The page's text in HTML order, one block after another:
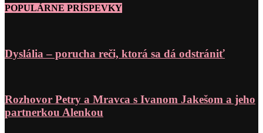
POPULÁRNE PRÍSPEVKY
Dyslália – porucha reči, ktorá sa dá odstrániť
Rozhovor Petry a Mravca s Ivanom Jakešom a jeho
partnerkou Alenkou